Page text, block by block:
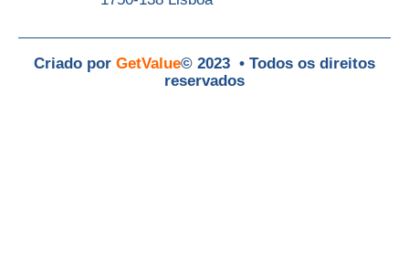
Criado por GetValue© 2023 • Todos os direitos
reservados